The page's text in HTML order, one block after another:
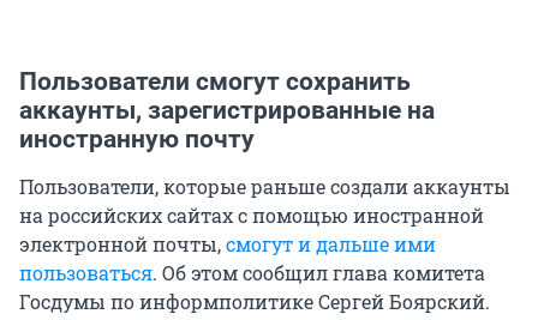
Пользователи смогут сохранить
аккаунты, зарегистрированные на
иностранную почту
Пользователи, которые раньше создали аккаунты
на российских сайтах с помощью иностранной
электронной почты,смогут и дальше ими
пользоваться. Об этом сообщил глава комитета
Госдумы по информполитике Сергей Боярский.